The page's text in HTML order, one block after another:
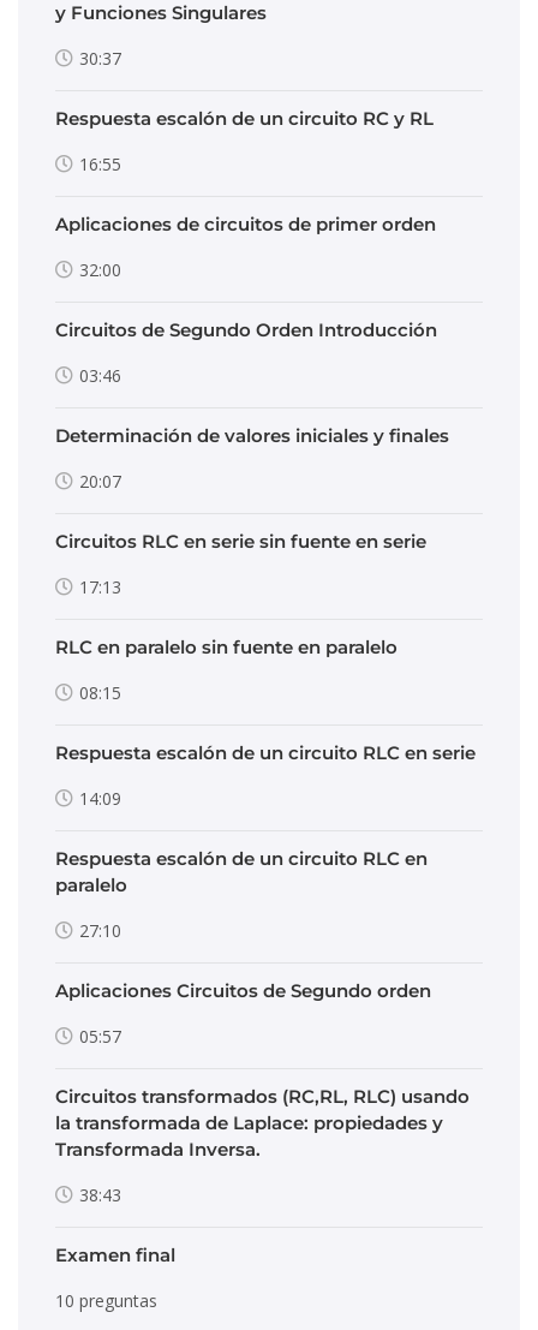
y Funciones Singulares
30:37
Respuesta escalón de un circuito RC y RL
16:55
Aplicaciones de circuitos de primer orden
32:00
Circuitos de Segundo Orden Introducción
03:46
Determinación de valores iniciales y finales
20:07
Circuitos RLC en serie sin fuente en serie
17:13
RLC en paralelo sin fuente en paralelo
08:15
Respuesta escalón de un circuito RLC en serie
14:09
Respuesta escalón de un circuito RLC en
paralelo
27:10
Aplicaciones Circuitos de Segundo orden
05:57
Circuitos transformados (RC,RL, RLC) usando
la transformada de Laplace: propiedades y
Transformada Inversa.
38:43
Examen final
10 preguntas